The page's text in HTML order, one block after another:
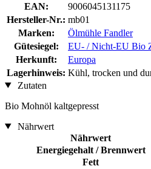
EAN:
9006045131175
Hersteller-Nr.: mb01
Marken:
Ölmühle Fandler
Gütesiegel:
EU- / Nicht-EU Bio
Herkunft:
Europa
Lagerhinweis: Kühl, trocken und
Zutaten
Bio Mohnöl kaltgepresst
Nährwert
Nährwert
Energiegehalt / Brennwert
Fett